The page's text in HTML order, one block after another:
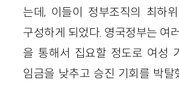
는데, 이들이 정부조직의 최하
구성하게 되었다. 영국정부는 여
을 통해서 집요할 정도로 여성
임금을 낮추고 승진 기회를 박탈